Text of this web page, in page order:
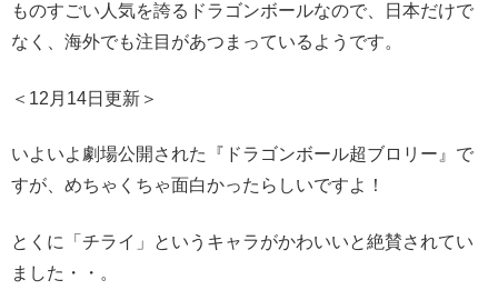
ものすごい人気を誇るドラゴンボールなので、日本だけで
なく、海外でも注目があつまっているようです。
＜12月14日更新＞
いよいよ劇場公開された『ドラゴンボール超ブロリー』で
すが、めちゃくちゃ面白かったらしいですよ！
とくに「チライ」というキャラがかわいいと絶賛されてい
ました・・。